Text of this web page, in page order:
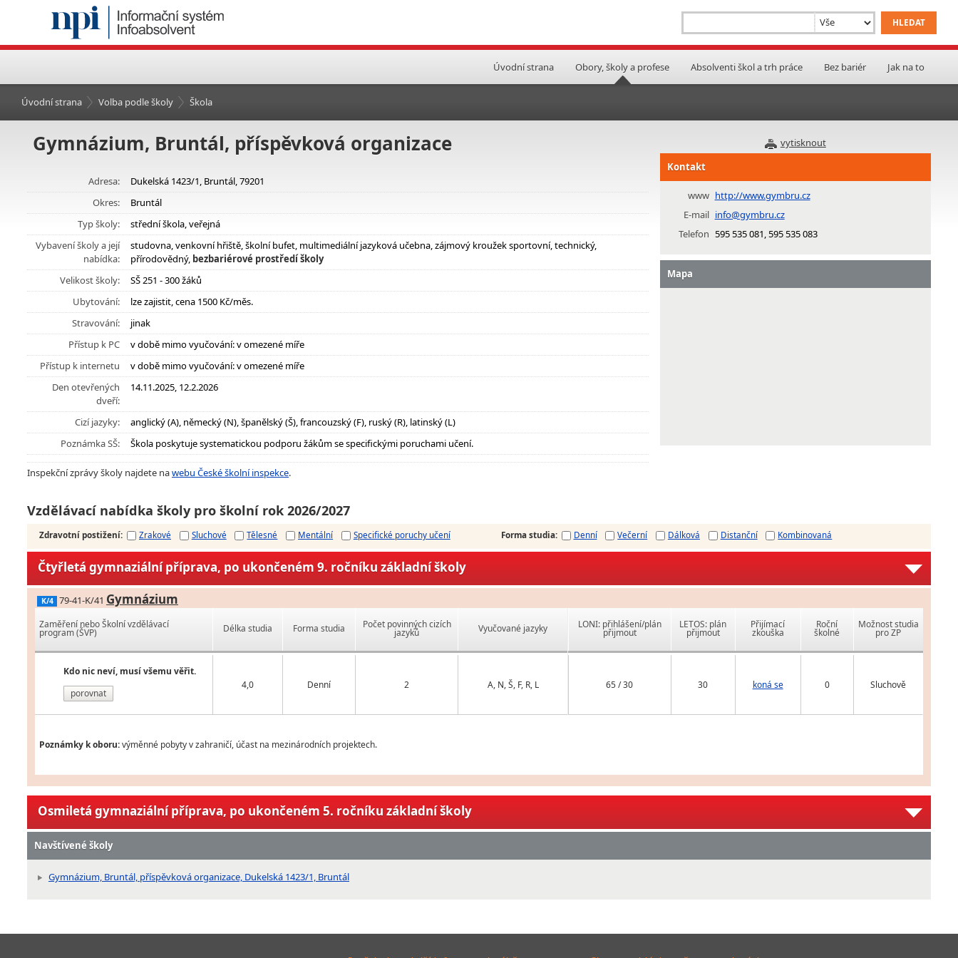
Úvodní strana Obory, školy a profese Absolventi škol a trh práce Bez bariér Jak na to
Úvodní strana Volba podle školy Škola
vytisknout
Gymnázium, Bruntál, příspěvková organizace
Adresa:
Dukelská 1423/1, Bruntál, 79201
Okres:
Bruntál
Typ školy:
střední škola, veřejná
Vybavení školy a její
nabídka:
studovna, venkovní hřiště, školní bufet, multimediální jazyková učebna, zájmový kroužek sportovní, technický,
přírodovědný, bezbariérové prostředí školy
Velikost školy:
SŠ 251 - 300 žáků
Ubytování:
lze zajistit, cena 1500 Kč/měs.
Stravování:
jinak
Přístup k PC
v době mimo vyučování: v omezené míře
Přístup k internetu
v době mimo vyučování: v omezené míře
Den otevřených
dveří:
14.11.2025, 12.2.2026
Cizí jazyky:
anglický (A), německý (N), španělský (Š), francouzský (F), ruský (R), latinský (L)
Poznámka SŠ:
Škola poskytuje systematickou podporu žákům se specifickými poruchami učení.
Inspekční zprávy školy najdete nawebu České školní inspekce.
Kontakt
www http://www.gymbru.cz
E-mail info@gymbru.cz
Telefon 595 535 081, 595 535 083
Mapa
Vzdělávací nabídka školy pro školní rok 2026/2027
Zdravotní postižení: Zrakové Sluchové Tělesné Mentální Specifické poruchy učení Forma studia: Denní Večerní Dálková Distanční Kombinovaná
Čtyřletá gymnaziální příprava, po ukončeném 9. ročníku základní školy
K/4 79-41-K/41 Gymnázium
Zaměření nebo Školní vzdělávací
program (ŠVP)
Kdo nic neví, musí všemu věřit.
porovnat
Délka studia Forma studia Počet povinných cizích
jazyků Vyučované jazyky
4,0 Denní 2 A, N, Š, F, R, L
LONI: přihlášení/plán
přijmout
LETOS: plán
přijmout
Přijímací
zkouška
Roční
školné
Možnost studia
pro ZP
65 / 30 30 koná se 0 Sluchově
Poznámky k oboru:výměnné pobyty v zahraničí, účast na mezinárodních projektech.
Osmiletá gymnaziální příprava, po ukončeném 5. ročníku základní školy
Navštívené školy
Gymnázium, Bruntál, příspěvková organizace, Dukelská 1423/1, Bruntál